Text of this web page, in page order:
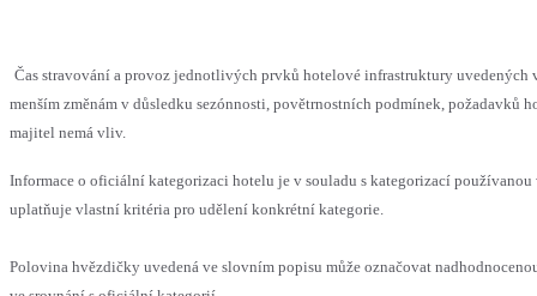
Čas stravování a provoz jednotlivých prvků hotelové infrastruktury uvedených
menším změnám v důsledku sezónnosti, povětrnostních podmínek, požadavků
majitel nemá vliv.
Informace o oficiální kategorizaci hotelu je v souladu s kategorizací používanou
uplatňuje vlastní kritéria pro udělení konkrétní kategorie.
Polovina hvězdičky uvedená ve slovním popisu může označovat